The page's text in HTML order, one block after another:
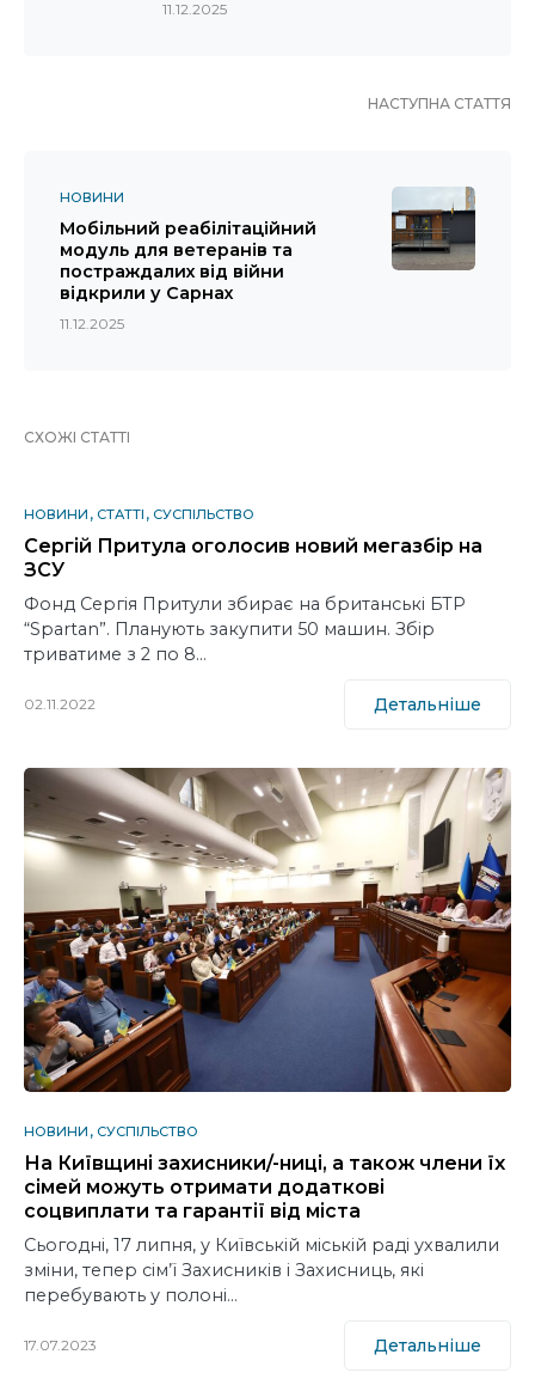
11.12.2025
НАСТУПНА СТАТТЯ
НОВИНИ
Мобільний реабілітаційний
модуль для ветеранів та
постраждалих від війни
відкрили у Сарнах
11.12.2025
СХОЖІ СТАТТІ
НОВИНИ СТАТТІ СУСПІЛЬСТВО
Сергій Притула оголосив новий мегазбір на
ЗСУ
Фонд Сергія Притули збирає на британські БТР
“Spartan”. Планують закупити 50 машин. Збір
триватиме з 2 по 8…
02.11.2022 Детальніше
НОВИНИ СУСПІЛЬСТВО
На Київщині захисники/-ниці, а також члени їх
сімей можуть отримати додаткові
соцвиплати та гарантії від міста
Сьогодні, 17 липня, у Київській міській раді ухвалили
зміни, тепер сім’ї Захисників і Захисниць, які
перебувають у полоні…
17.07.2023 Детальніше